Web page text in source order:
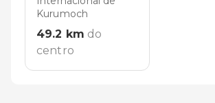
Kurumoch
49.2 km do
centro